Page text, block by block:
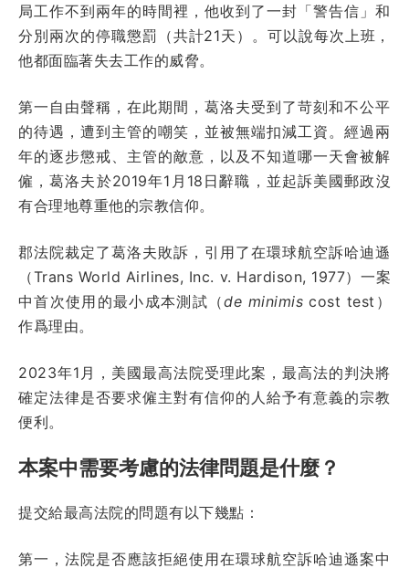
局工作不到兩年的時間裡，他收到了一封「警告信」和
分別兩次的停職懲罰（共計21天）。可以說每次上班，
他都面臨著失去工作的威脅。
第一自由聲稱，在此期間，葛洛夫受到了苛刻和不公平
的待遇，遭到主管的嘲笑，並被無端扣減工資。經過兩
年的逐步懲戒、主管的敵意，以及不知道哪一天會被解
僱，葛洛夫於2019年1月18日辭職，並起訴美國郵政沒
有合理地尊重他的宗教信仰。
郡法院裁定了葛洛夫敗訴，引用了在環球航空訴哈迪遜
（Trans World Airlines, Inc. v. Hardison, 1977）一案
中首次使用的最小成本測試（de minimis cost test）
作爲理由。
2023年1月，美國最高法院受理此案，最高法的判決將
確定法律是否要求僱主對有信仰的人給予有意義的宗教
便利。
本案中需要考慮的法律問題是什麼？
提交給最高法院的問題有以下幾點：
第一，法院是否應該拒絕使用在環球航空訴哈迪遜案中